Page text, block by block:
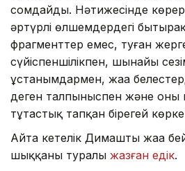
сомдайды. Нәтижесінде
әртүрлі өлшемдердегі
фрагменттер емес, туған
сүйіспеншілікпен, шынайы
ұстанымдармен, жаңа
деген талпыныспен және
тұтастық тапқан бірегей
Айта кетелік Димаштың жаңа
шыққаны туралы жазған едік.